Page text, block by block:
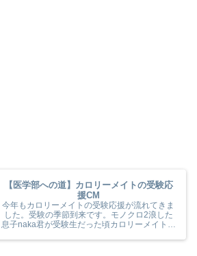
【医学部への道】カロリーメイトの受験応
援CM
今年もカロリーメイトの受験応援が流れてきま
した。受験の季節到来です。モノクロ2浪した
息子naka君が受験生だった頃カロリーメイトの
(^^) 今年のカロリーメイトの受験応援CMも音